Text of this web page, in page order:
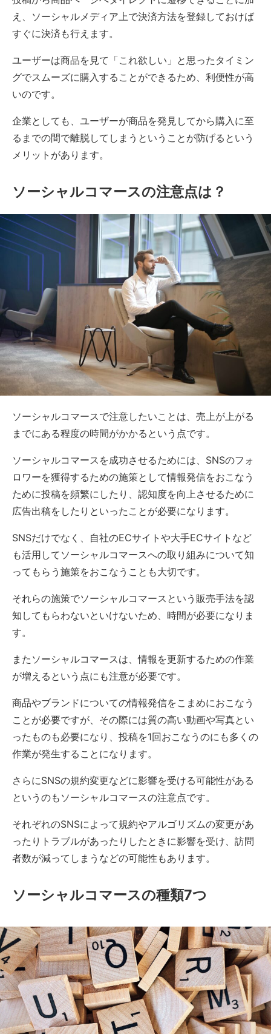
え、ソーシャルメディア上で決済方法を登録しておけば
すぐに決済も行えます。
ユーザーは商品を見て「これ欲しい」と思ったタイミン
グでスムーズに購入することができるため、利便性が高
いのです。
企業としても、ユーザーが商品を発見してから購入に至
るまでの間で離脱してしまうということが防げるという
メリットがあります。
ソーシャルコマースの注意点は？
ソーシャルコマースで注意したいことは、売上が上がる
までにある程度の時間がかかるという点です。
ソーシャルコマースを成功させるためには、SNSのフォ
ロワーを獲得するための施策として情報発信をおこなう
ために投稿を頻繁にしたり、認知度を向上させるために
広告出稿をしたりといったことが必要になります。
SNSだけでなく、自社のECサイトや大手ECサイトなど
も活用してソーシャルコマースへの取り組みについて知
ってもらう施策をおこなうことも大切です。
それらの施策でソーシャルコマースという販売手法を認
知してもらわないといけないため、時間が必要になりま
す。
またソーシャルコマースは、情報を更新するための作業
が増えるという点にも注意が必要です。
商品やブランドについての情報発信をこまめにおこなう
ことが必要ですが、その際には質の高い動画や写真とい
ったものも必要になり、投稿を1回おこなうのにも多くの
作業が発生することになります。
さらにSNSの規約変更などに影響を受ける可能性がある
というのもソーシャルコマースの注意点です。
それぞれのSNSによって規約やアルゴリズムの変更があ
ったりトラブルがあったりしたときに影響を受け、訪問
者数が減ってしまうなどの可能性もあります。
ソーシャルコマースの種類7つ